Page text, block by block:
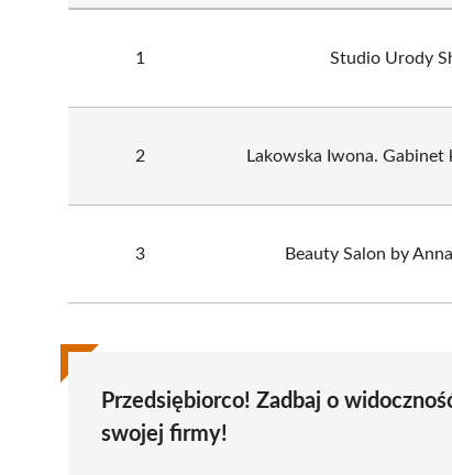
1 Studio Urody
2 Lakowska Iwona. Gabinet
3 Beauty Salon by
Przedsiębiorco! Zadbaj o
swojej firmy!